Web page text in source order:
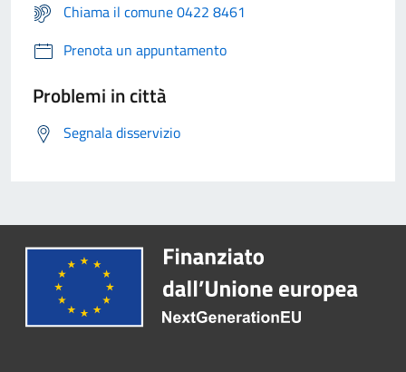
Chiama il comune 0422 8461
Prenota un appuntamento
Problemi in città
Segnala disservizio